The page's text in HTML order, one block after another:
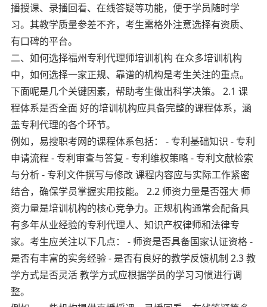
播授课、录播回看、在线答疑等功能，便于学员随时学
习。其教学质量参差不齐，考生需格外注意选择有资质、
有口碑的平台。
二、如何选择福州专利代理师培训机构 在众多培训机构
中，如何选择一家正规、靠谱的机构是考生关注的重点。
下面呢是几个关键因素，帮助考生做出科学决策。 2.1 课
程体系是否全面 好的培训机构应具备完整的课程体系，涵
盖专利代理的各个环节。
例如，易搜职考网的课程体系包括： - 专利基础知识 - 专利
申请流程 - 专利审查与答复 - 专利维权策略 - 专利文献检索
与分析 - 专利文件撰写与修改 课程内容应与实际工作紧密
结合，确保学员掌握实用技能。 2.2 师资力量是否强大 师
资力量是培训机构的核心竞争力。正规机构通常会配备具
有多年从业经验的专利代理人、知识产权律师和法律专
家。考生应关注以下几点： - 师资是否具备国家认证资格 -
是否有丰富的实务经验 - 是否有良好的教学反馈机制 2.3 教
学方式是否灵活 教学方式应根据学员的学习习惯进行调
整。